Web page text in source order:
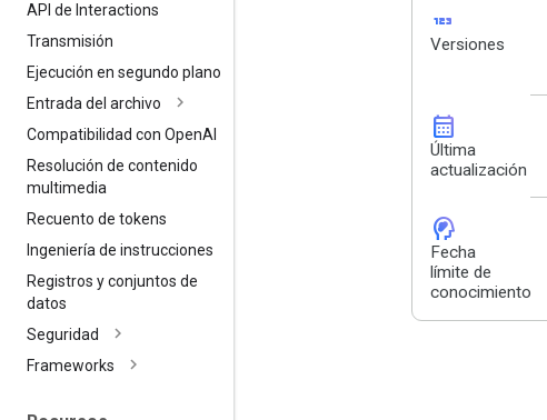
API de Interactions
Transmisión
Ejecución en segundo plano
Entrada del archivo
Compatibilidad con OpenAI
Resolución de contenido
multimedia
Recuento de tokens
Ingeniería de instrucciones
Registros y conjuntos de
datos
Seguridad
Frameworks
123
Versiones
calendar_month
Última
actualización
cognition_2
Fecha
límite de
conocimiento